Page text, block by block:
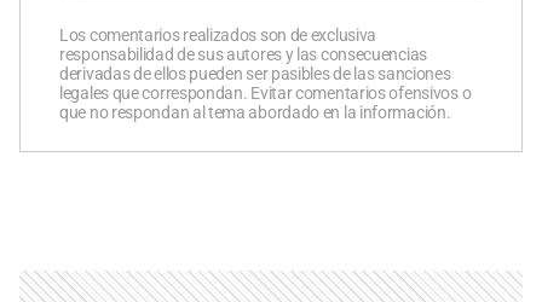
Los comentarios realizados son de exclusiva
responsabilidad de sus autores y las consecuencias
derivadas de ellos pueden ser pasibles de las sanciones
legales que correspondan. Evitar comentarios ofensivos o
que no respondan al tema abordado en la información.